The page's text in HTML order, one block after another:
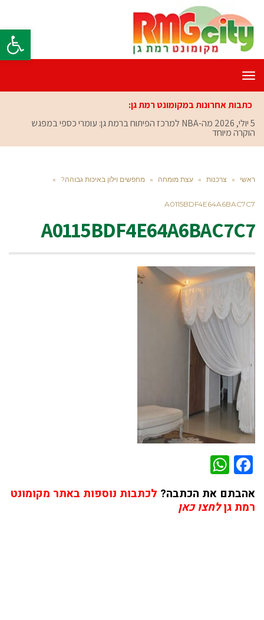
פתח
תפריט
כתבות אחרונות במקומונט רמת גן:
5 יולי, 2026
מה-NBA למרכז הפיתוח ברמת גן: עומרי כספי במפגש
הוקרה מיוחד
ראשי » צרכנות » עצת מומחה » מחפשים וילון באיכות גבוהה? »
A0115BDF4E64A6BAC7C7
A0115BDF4E64A6BAC7C7
Facebook
אהבתם את הכתבה? לכתבות נוספות באתר מקומונט
רמת גןלחצו כאן